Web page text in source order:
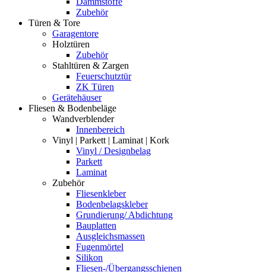
Zubehör
Türen & Tore
Garagentore
Holztüren
Zubehör
Stahltüren & Zargen
Feuerschutztür
ZK Türen
Gerätehäuser
Fliesen & Bodenbeläge
Wandverblender
Innenbereich
Vinyl | Parkett | Laminat | Kork
Vinyl / Designbelag
Parkett
Laminat
Zubehör
Fliesenkleber
Bodenbelagskleber
Grundierung/ Abdichtung
Bauplatten
Ausgleichsmassen
Fugenmörtel
Silikon
Fliesen-/Übergangsschienen